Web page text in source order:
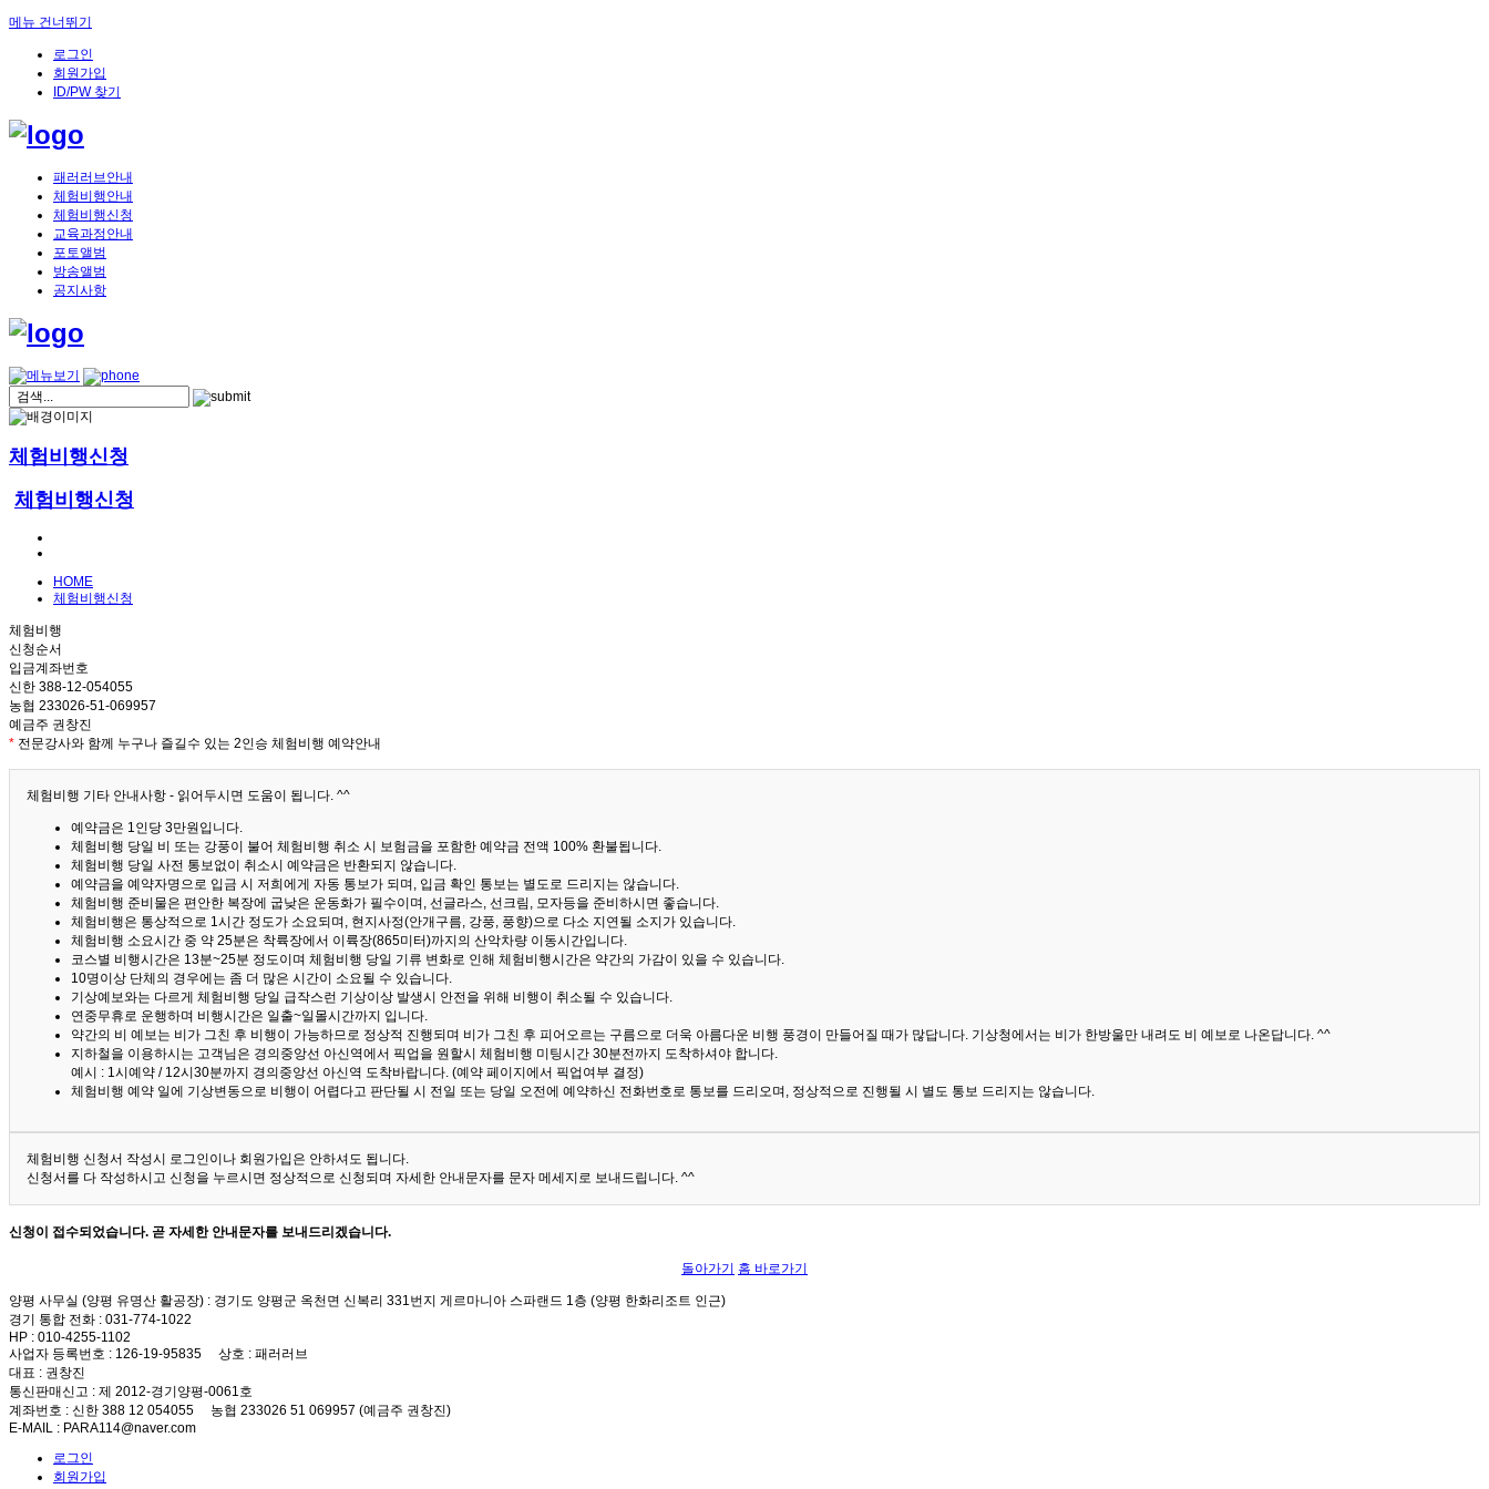
메뉴 건너뛰기
로그인
회원가입
ID/PW 찾기
패러러브안내
체험비행안내
체험비행신청
교육과정안내
포토앨범
방송앨범
공지사항
체험비행신청
체험비행신청
HOME
체험비행신청
체험비행
신청순서
입금계좌번호
신한 388-12-054055
농협 233026-51-069957
예금주 권창진
* 전문강사와 함께 누구나 즐길수 있는 2인승 체험비행 예약안내
체험비행 기타 안내사항 - 읽어두시면 도움이 됩니다. ^^
예약금은 1인당 3만원입니다.
체험비행 당일 비 또는 강풍이 불어 체험비행 취소 시 보험금을 포함한 예약금 전액 100% 환불됩니다.
체험비행 당일 사전 통보없이 취소시 예약금은 반환되지 않습니다.
예약금을 예약자명으로 입금 시 저희에게 자동 통보가 되며, 입금 확인 통보는 별도로 드리지는 않습니다.
체험비행 준비물은 편안한 복장에 굽낮은 운동화가 필수이며, 선글라스, 선크림, 모자등을 준비하시면 좋습니다.
체험비행은 통상적으로 1시간 정도가 소요되며, 현지사정(안개구름, 강풍, 풍향)으로 다소 지연될 소지가 있습니다.
체험비행 소요시간 중 약 25분은 착륙장에서 이륙장(865미터)까지의 산악차량 이동시간입니다.
코스별 비행시간은 13분~25분 정도이며 체험비행 당일 기류 변화로 인해 체험비행시간은 약간의 가감이 있을 수 있습니다.
10명이상 단체의 경우에는 좀 더 많은 시간이 소요될 수 있습니다.
기상예보와는 다르게 체험비행 당일 급작스런 기상이상 발생시 안전을 위해 비행이 취소될 수 있습니다.
연중무휴로 운행하며 비행시간은 일출~일몰시간까지 입니다.
약간의 비 예보는 비가 그친 후 비행이 가능하므로 정상적 진행되며 비가 그친 후 피어오르는 구름으로 더욱 아름다운 비행 풍경이 만들어질 때가 많답니다. 기상청에서는 비가 한방울만 내려도 비 예보로 나온답니다. ^^
지하철을 이용하시는 고객님은 경의중앙선 아신역에서 픽업을 원할시 체험비행 미팅시간 30분전까지 도착하셔야 합니다.
예시 : 1시예약 / 12시30분까지 경의중앙선 아신역 도착바랍니다. (예약 페이지에서 픽업여부 결정)
체험비행 예약 일에 기상변동으로 비행이 어렵다고 판단될 시 전일 또는 당일 오전에 예약하신 전화번호로 통보를 드리오며, 정상적으로 진행될 시 별도 통보 드리지는 않습니다.
체험비행 신청서 작성시 로그인이나 회원가입은 안하셔도 됩니다.
신청서를 다 작성하시고 신청을 누르시면 정상적으로 신청되며 자세한 안내문자를 문자 메세지로 보내드립니다. ^^
신청이 접수되었습니다. 곧 자세한 안내문자를 보내드리겠습니다.
돌아가기 홈 바로가기
양평 사무실 (양평 유명산 활공장) : 경기도 양평군 옥천면 신복리 331번지 게르마니아 스파랜드 1층 (양평 한화리조트 인근)
경기 통합 전화 : 031-774-1022
HP : 010-4255-1102
사업자 등록번호 : 126-19-95835 상호 : 패러러브
대표 : 권창진
통신판매신고 : 제 2012-경기양평-0061호
계좌번호 : 신한 388 12 054055 농협 233026 51 069957 (예금주 권창진)
E-MAIL : PARA114@naver.com
로그인
회원가입